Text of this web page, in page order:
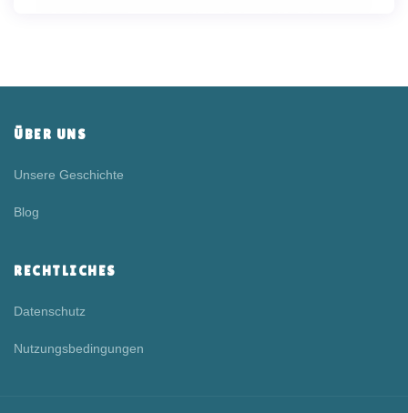
ÜBER UNS
Unsere Geschichte
Blog
RECHTLICHES
Datenschutz
Nutzungsbedingungen